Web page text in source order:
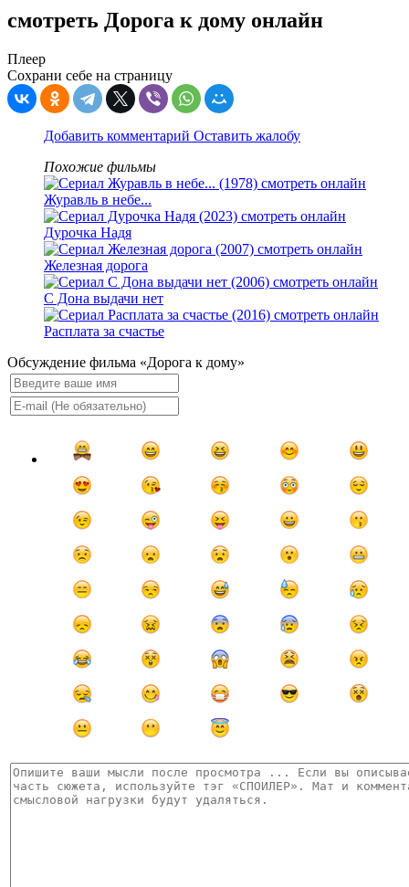
смотреть Дорога к дому онлайн
Плеер
Сохрани себе на страницу
Добавить комментарий Оставить жалобу
Похожие фильмы
Журавль в небе...
Дурочка Надя
Железная дорога
С Дона выдачи нет
Расплата за счастье
Обсуждение фильма «Дорога к дому»